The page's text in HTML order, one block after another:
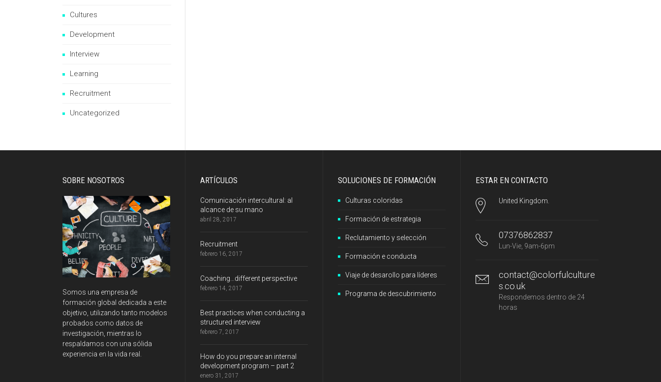
Cultures
Development
Interview
Learning
Recruitment
Uncategorized
SOBRE NOSOTROS
Somos una empresa de
formación global dedicada a este
objetivo, utilizando tanto modelos
probados como datos de
investigación, mientras lo
respaldamos con una sólida
experiencia en la vida real.
ARTÍCULOS
Comunicación intercultural: al
alcance de su mano
abril 28, 2017
Recruitment
febrero 16, 2017
Coaching…different perspective
febrero 14, 2017
Best practices when conducting a
structured interview
febrero 7, 2017
How do you prepare an internal
development program – part 2
enero 31, 2017
SOLUCIONES DE FORMACIÓN
Culturas coloridas
Formación de estrategia
Reclutamiento y selección
Formación e conducta
Viaje de desarollo para líderes
Programa de descubrimiento
ESTAR EN CONTACTO
United Kingdom.
07376862837
Lun-Vie, 9am-6pm
contact@colorfulculture
s.co.uk
Respondemos dentro de 24
horas